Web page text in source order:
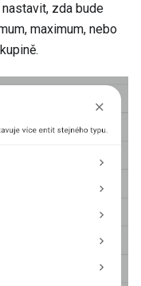
zda bude
maximum, nebo